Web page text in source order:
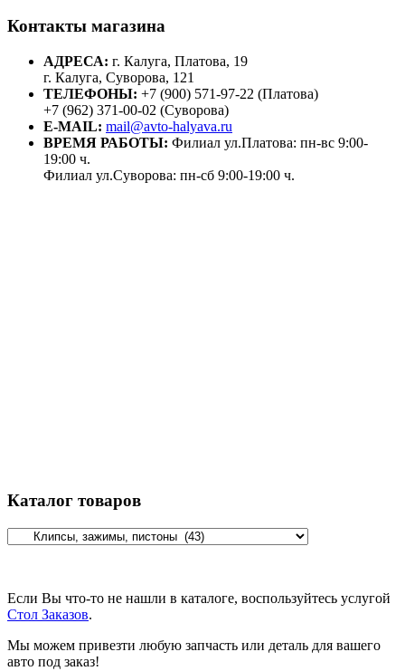
Контакты магазина
АДРЕСА: г. Калуга, Платова, 19
г. Калуга, Суворова, 121
ТЕЛЕФОНЫ: +7 (900) 571-97-22 (Платова)
+7 (962) 371-00-02 (Суворова)
E-MAIL: mail@avto-halyava.ru
ВРЕМЯ РАБОТЫ: Филиал ул.Платова: пн-вс 9:00-
19:00 ч.
Филиал ул.Суворова: пн-сб 9:00-19:00 ч.
Каталог товаров
Если Вы что-то не нашли в каталоге, воспользуйтесь услугой
Стол Заказов.
Мы можем привезти любую запчасть или деталь для вашего
авто под заказ!